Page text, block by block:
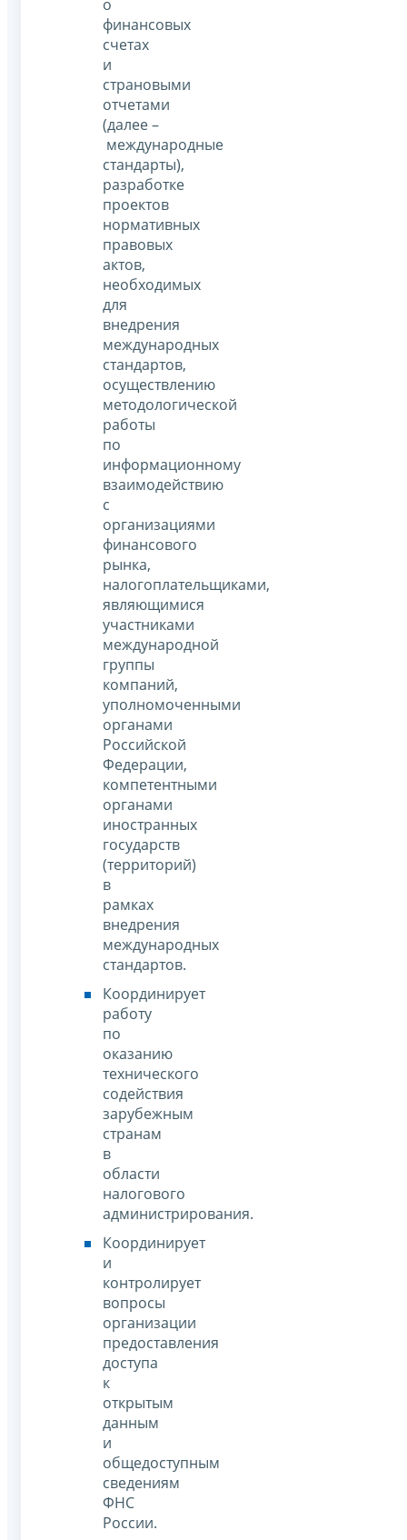
о
финансовых
счетах
и
страновыми
отчетами
(далее –
международные
стандарты),
разработке
проектов
нормативных
правовых
актов,
необходимых
для
внедрения
международных
стандартов,
осуществлению
методологической
работы
по
информационному
взаимодействию
с
организациями
финансового
рынка,
налогоплательщиками,
являющимися
участниками
международной
группы
компаний,
уполномоченными
органами
Российской
Федерации,
компетентными
органами
иностранных
государств
(территорий)
в
рамках
внедрения
международных
стандартов.
Координирует
работу
по
оказанию
технического
содействия
зарубежным
странам
в
области
налогового
администрирования.
Координирует
и
контролирует
вопросы
организации
предоставления
доступа
к
открытым
данным
и
общедоступным
сведениям
ФНС
России.